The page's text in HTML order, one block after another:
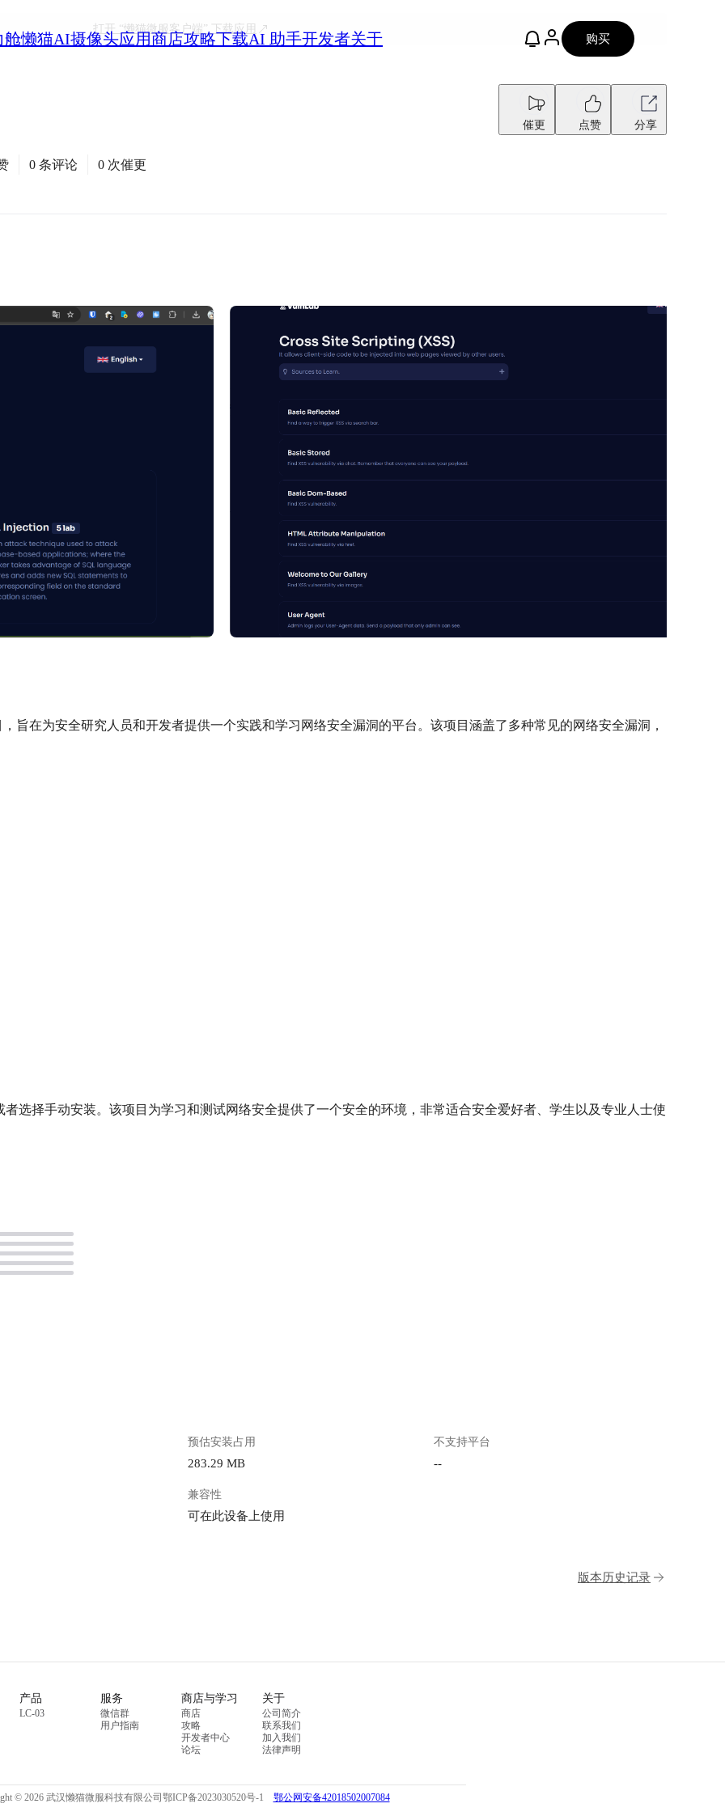
舱懒猫AI摄像头应用商店攻略下载AI 助手开发者关于 购买
打开 “懒猫微服客户端”下载应用
催更 点赞 分享
0 条评论 0 次催更
旨在为安全研究人员和开发者提供一个实践和学习网络安全漏洞的平台。该项目涵盖了多种常见的网络安全漏洞，
者选择手动安装。该项目为学习和测试网络安全提供了一个安全的环境，非常适合安全爱好者、学生以及专业人士使
预估安装占用
283.29 MB
不支持平台
--
兼容性
可在此设备上使用
版本历史记录
产品
LC-03
服务
微信群
用户指南
商店与学习
商店
攻略
开发者中心
论坛
关于
公司简介
联系我们
加入我们
法律声明
© 2026 武汉懒猫微服科技有限公司 鄂ICP备2023030520号-1 鄂公网安备42018502007084